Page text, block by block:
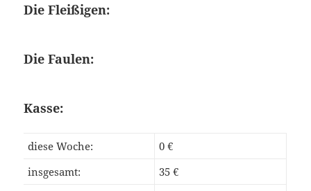
Die Fleißigen:
Die Faulen:
Kasse:
diese Woche:
0 €
insgesamt:
35 €